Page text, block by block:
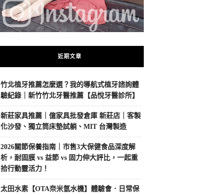
近期文章
竹北植牙推薦怎麼選？我的導航式植牙諮詢體
驗紀錄｜新竹竹北牙醫推薦【品悅牙醫診所】
新莊家具推薦｜億家具批發倉庫 新莊店｜客製
化沙發、獨立筒床墊試躺、MIT 台灣製造
2026關節保養指南｜市售3大保健食品深度解
析，耐固膜 vs 益節 vs 固力伸大評比，一起重
拾行動靈活力！
太田水素【OTA奈米氫水機】體驗會．日常保